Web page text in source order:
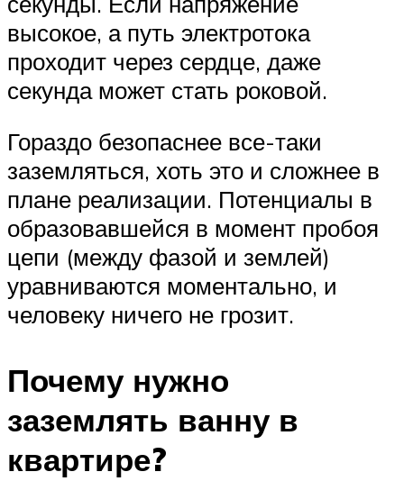
высокое, а путь электротока
проходит через сердце, даже
секунда может стать роковой.
Гораздо безопаснее все-таки
заземляться, хоть это и сложнее в
плане реализации. Потенциалы в
образовавшейся в момент пробоя
цепи (между фазой и землей)
уравниваются моментально, и
человеку ничего не грозит.
Почему нужно
заземлять ванну в
квартире?